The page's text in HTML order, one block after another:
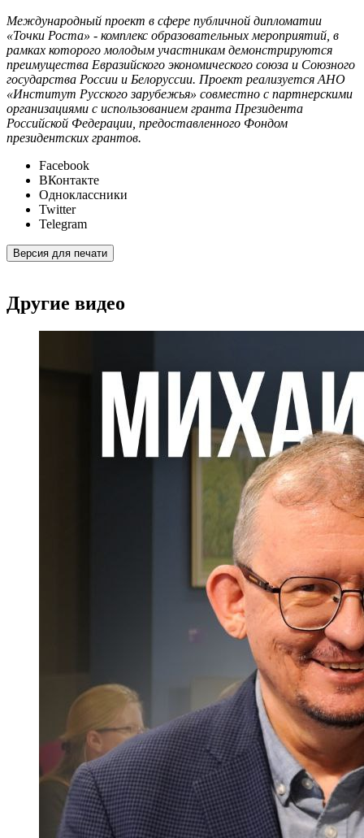
Международный проект в сфере публичной дипломатии
«Точки Роста» - комплекс образовательных мероприятий, в
рамках которого молодым участникам демонстрируются
преимущества Евразийского экономического союза и Союзного
государства России и Белоруссии. Проект реализуется АНО
«Институт Русского зарубежья» совместно с партнерскими
организациями с использованием гранта Президента
Российской Федерации, предоставленного Фондом
президентских грантов.
Facebook
ВКонтакте
Одноклассники
Twitter
Telegram
Версия для печати
Другие видео